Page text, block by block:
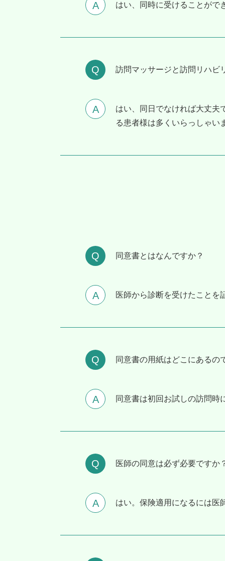
はい、同時に受けることがで
訪問マッサージと訪問リハビ
はい、同日でなければ大丈夫
る患者様は多くいらっしゃい
同意書とはなんですか？
医師から診断を受けたことを
同意書の⽤紙はどこにあるの
同意書は初回お試しの訪問時
医師の同意は必ず必要ですか
はい。保険適用になるには医